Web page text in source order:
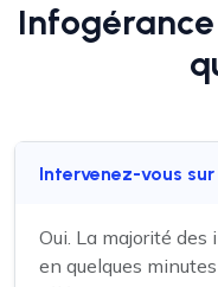
Intervenez-vous
Oui. La majorité
en quelques